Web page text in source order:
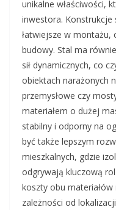
unikalne właściwości,
inwestora. Konstrukcje
łatwiejsze w montażu,
budowy. Stal ma
sił dynamicznych, co
obiektach narażonych
przemysłowe czy
materiałem o dużej
stabilny i odporny na
być także lepszym
mieszkalnych, gdzie
odgrywają kluczową
koszty obu
zależności od